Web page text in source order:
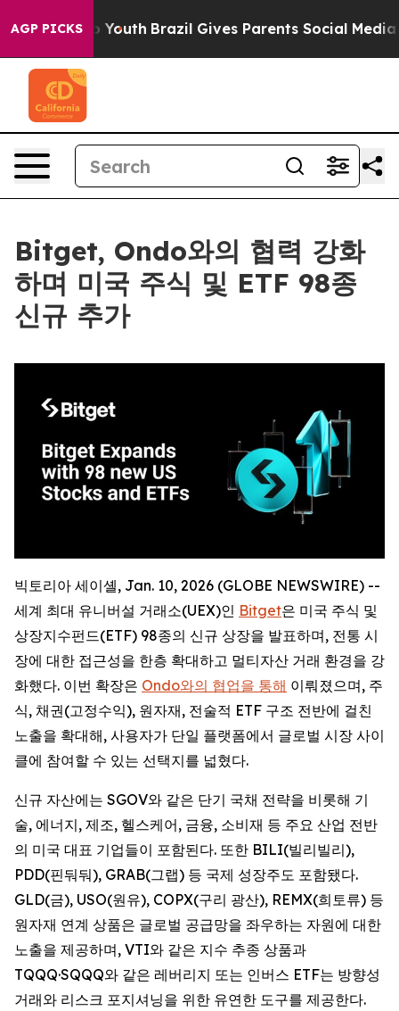
AGP PICKS
to Youth Brazil Gives Parents Social Media
Bitget, Ondo와의 협력 강화
하며 미국 주식 및 ETF 98종
신규 추가
빅토리아 세이셸, Jan. 10, 2026 (GLOBE NEWSWIRE) --
세계 최대 유니버설 거래소(UEX)인 Bitget은 미국 주식 및
상장지수펀드(ETF) 98종의 신규 상장을 발표하며, 전통 시
장에 대한 접근성을 한층 확대하고 멀티자산 거래 환경을 강
화했다. 이번 확장은 Ondo와의 협업을 통해 이뤄졌으며, 주
식, 채권(고정수익), 원자재, 전술적 ETF 구조 전반에 걸친
노출을 확대해, 사용자가 단일 플랫폼에서 글로벌 시장 사이
클에 참여할 수 있는 선택지를 넓혔다.
신규 자산에는 SGOV와 같은 단기 국채 전략을 비롯해 기
술, 에너지, 제조, 헬스케어, 금융, 소비재 등 주요 산업 전반
의 미국 대표 기업들이 포함된다. 또한 BILI(빌리빌리),
PDD(핀둬둬), GRAB(그랩) 등 국제 성장주도 포함됐다.
GLD(금), USO(원유), COPX(구리 광산), REMX(희토류) 등
원자재 연계 상품은 글로벌 공급망을 좌우하는 자원에 대한
노출을 제공하며, VTI와 같은 지수 추종 상품과
TQQQ·SQQQ와 같은 레버리지 또는 인버스 ETF는 방향성
거래와 리스크 포지셔닝을 위한 유연한 도구를 제공한다.